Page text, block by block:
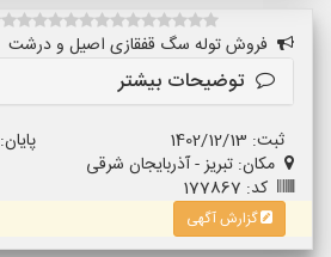
فروش توله سگ قفقازی اصیل و درشت
توضیحات بیشتر
ثبت: 1402/12/13
پایان: 1403/12/13
مکان: تبریز - آذربایجان شرقی
کد: 177867
گزارش آگهی